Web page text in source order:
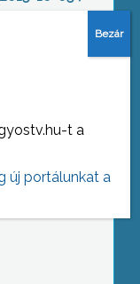
t a
új portálunkat a